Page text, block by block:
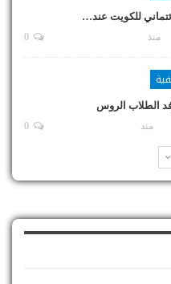
للكويت عند…
منذ
الطلاب الروس
منذ